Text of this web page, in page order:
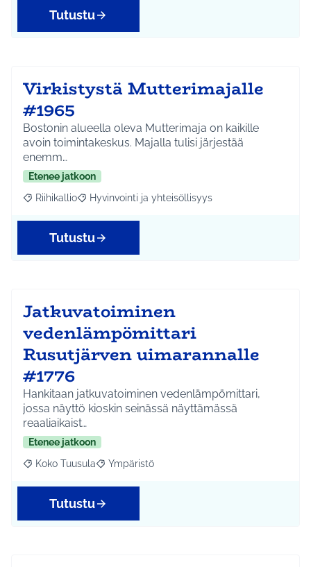
Tutustu
Virkistystä Mutterimajalle
#1965
Bostonin alueella oleva Mutterimaja on kaikille
avoin toimintakeskus. Majalla tulisi järjestää
enemm…
Etenee jatkoon
Rajaa tulokset aihepiirin mukaan: Riihikallio
Riihikallio Rajaa tulokset teeman mukaan: Hyvinvointi ja
Hyvinvointi ja yhteisöllisyys
Tutustu
Jatkuvatoiminen
vedenlämpömittari
Rusutjärven uimarannalle
#1776
Hankitaan jatkuvatoiminen vedenlämpömittari,
jossa näyttö kioskin seinässä näyttämässä
reaaliaikaist…
Etenee jatkoon
Rajaa tulokset aihepiirin mukaan: Koko Tuusula
Koko Tuusula Rajaa tulokset teeman mukaan: Ympäristö
Ympäristö
Tutustu